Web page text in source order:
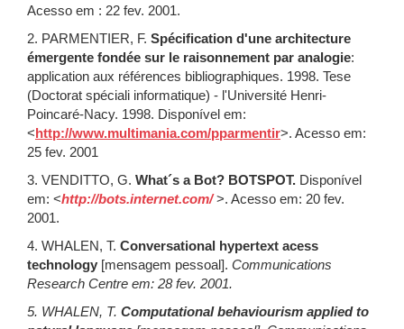
Acesso em : 22 fev. 2001.
2. PARMENTIER, F. Spécification d'une architecture
émergente fondée sur le raisonnement par analogie:
application aux références bibliographiques. 1998. Tese
(Doctorat spéciali informatique) - l'Université Henri-
Poincaré-Nacy. 1998. Disponível em:
< http://www.multimania.com/pparmentir>. Acesso em:
25 fev. 2001
3. VENDITTO, G. What´s a Bot? BOTSPOT. Disponível
em: <http://bots.internet.com/>. Acesso em: 20 fev.
2001.
4. WHALEN, T. Conversational hypertext acess
technology [mensagem pessoal]. Communications
Research Centre em: 28 fev. 2001.
5. WHALEN, T. Computational behaviourism applied to